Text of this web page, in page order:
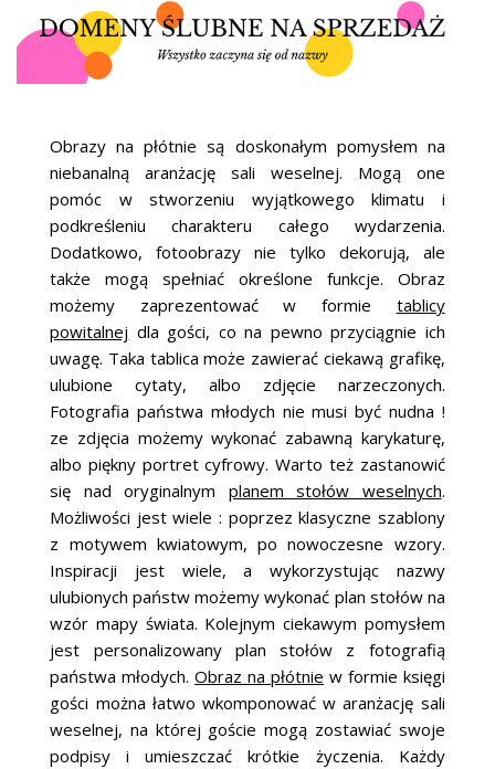
Obrazy na płótnie są doskonałym pomysłem na
niebanalną aranżację sali weselnej. Mogą one
pomóc w stworzeniu wyjątkowego klimatu i
podkreśleniu charakteru całego wydarzenia.
Dodatkowo, fotoobrazy nie tylko dekorują, ale
także mogą spełniać określone funkcje. Obraz
możemy zaprezentować w formie tablicy
powitalnej dla gości, co na pewno przyciągnie ich
uwagę. Taka tablica może zawierać ciekawą grafikę,
ulubione cytaty, albo zdjęcie narzeczonych.
Fotografia państwa młodych nie musi być nudna !
ze zdjęcia możemy wykonać zabawną karykaturę,
albo piękny portret cyfrowy. Warto też zastanowić
się nad oryginalnym planem stołów weselnych.
Możliwości jest wiele : poprzez klasyczne szablony
z motywem kwiatowym, po nowoczesne wzory.
Inspiracji jest wiele, a wykorzystując nazwy
ulubionych państw możemy wykonać plan stołów na
wzór mapy świata. Kolejnym ciekawym pomysłem
jest personalizowany plan stołów z fotografią
państwa młodych.Obraz na płótnie w formie księgi
gości można łatwo wkomponować w aranżację sali
weselnej, na której goście mogą zostawiać swoje
podpisy i umieszczać krótkie życzenia. Każdy